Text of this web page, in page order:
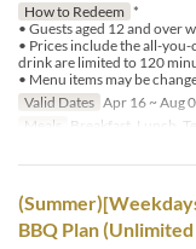
How to Redeem *
• Guests aged 12 and over
• Prices include the all-
drink are limited to 120
• Menu items may be
Valid Dates Apr 16 ~ Aug
Meals
Breakfast, Lunch, Tea
BBQ Plan